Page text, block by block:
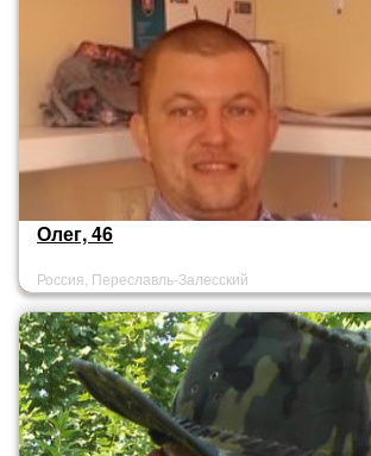
Олег, 46
Россия, Переславль-Залесский